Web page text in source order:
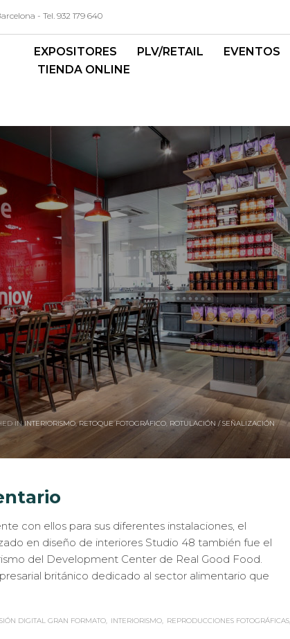
- Tel. 932 179 640
EXPOSITORES PLV/RETAIL EVENTOS
TIENDA ONLINE
IN INTERIORISMO,RETOQUE FOTOGRÁFICO, ROTULACIÓN / SEÑALIZACIÓN
con ellos para sus diferentes instalaciones, el
en diseño de interiores Studio 48 también fue el
del Development Center de Real Good Food.
británico dedicado al sector alimentario que
DIGITAL GRAN FORMATO INTERIORISMO
REPRODUCCIONES FOTOGRÁFICAS